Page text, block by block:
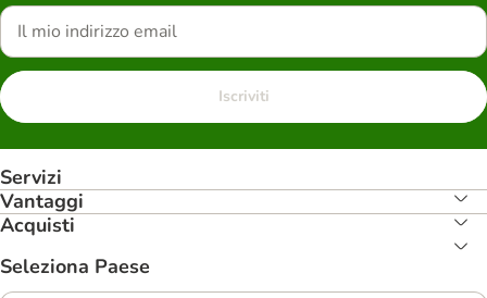
Iscriviti
Servizi
Vantaggi
Acquisti
Seleziona Paese